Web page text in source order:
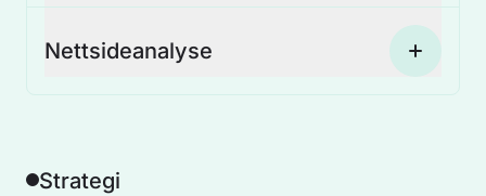
Nettsideanalyse
Strategi